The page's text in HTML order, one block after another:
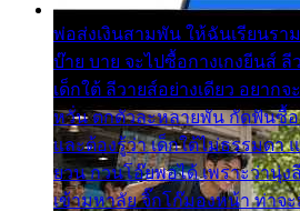
พ่อส่งเงินสามพัน ให้ฉันเรียนร
บ๊าย บาย จะไปซื้อกางเกงยีนส์ ลี
เด็กใต้ ลีวายส์อย่างเดียว อยาก
หวั่น ตกตัวละหลายพัน กัดฟันซื้อ
และต้องรู้ว่า เด็กใต้ไม่ธรรมดา
ยวน กวนโอ๊ยพอได้ เพราะว่านุ่ง
เข้ามหาลัย จิ๊กโก๊มองหน้า ท่าจ